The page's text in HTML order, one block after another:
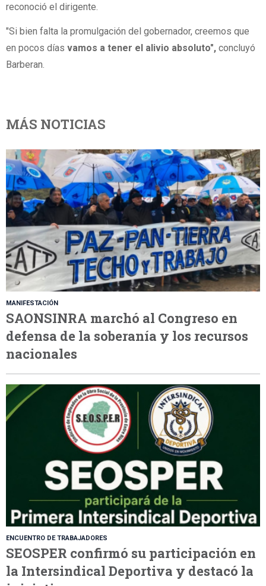
reconoció el dirigente.
"Si bien falta la promulgación del gobernador, creemos que
en pocos días vamos a tener el alivio absoluto", concluyó
Barberan.
MÁS NOTICIAS
MANIFESTACIÓN
SAONSINRA marchó al Congreso en
defensa de la soberanía y los recursos
nacionales
ENCUENTRO DE TRABAJADORES
SEOSPER confirmó su participación en
la Intersindical Deportiva y destacó la